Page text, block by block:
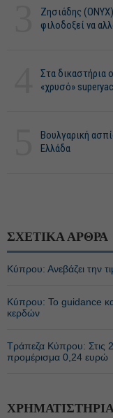
Ζησιάδης
φιλοδοξεί να
Στα δικαστήρια
«χρυσό»
Βουλγαρική
Ελλάδα
ΣΧΕΤΙΚΑ ΑΡΘΡΑ
Κύπρου: Ανεβάζει την
Κύπρου: Το guidance
κερδών
Τράπεζα Κύπρου: Στις
προμέρισμα 0,24 ευρώ